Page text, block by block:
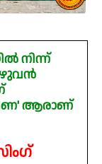
നിന്ന്
ആരാണ്